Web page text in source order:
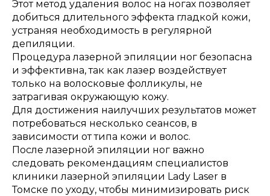
Этот метод удаления волос на ногах позволяет
добиться длительного эффекта гладкой кожи,
устраняя необходимость в регулярной
депиляции.
Процедура лазерной эпиляции ног безопасна
и эффективна, так как лазер воздействует
только на волосковые фолликулы, не
затрагивая окружающую кожу.
Для достижения наилучших результатов может
потребоваться несколько сеансов, в
зависимости от типа кожи и волос.
После лазерной эпиляции ног важно
следовать рекомендациям специалистов
клиники лазерной эпиляции Lady Laser в
Томске по уходу, чтобы минимизировать риск